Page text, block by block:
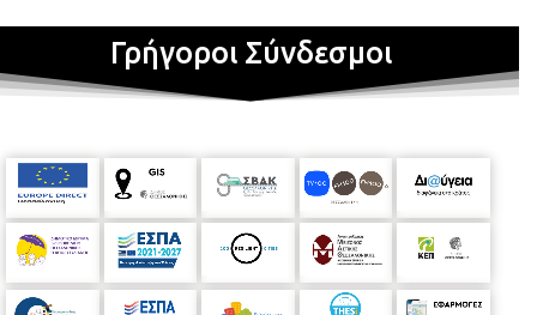
Γρήγοροι Σύνδεσμοι